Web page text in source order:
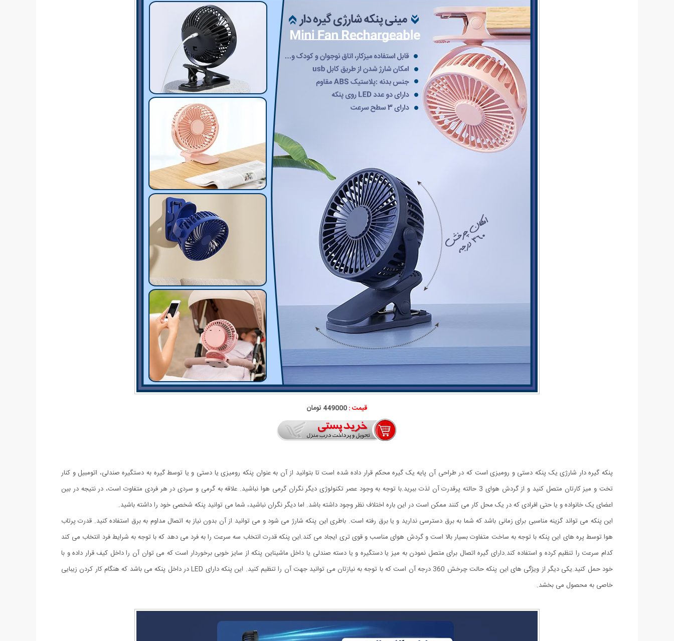
قیمت :449000 تومان
پنکه گیره دار شارژی یک پنکه دستی و رومیزی است که در طراحی آن پایه یک گیره محکم قرار داده شده است تا بتوانید از آن به عنوان پنکه رومیزی یا دستی و یا توسط گیره به دستگیره صندلی، اتومبیل و کنار
تخت و میز کارتان متصل کنید و از گردش هوای 3 حالته پرقدرت آن لذت ببرید.با توجه به وجود عصر تکنولوژی دیگر نگران گرمی هوا نباشید. علاقه به گرمی و سردی در هر فردی متفاوت است، در نتیجه در بین
اعضای یک خانواده و یا حتی افرادی که در یک محل کار می کنند ممکن است در این باره اختلاف نظر وجود داشته باشد. اما دیگر نگران نباشید، شما می توانید پنکه شخصی خود را داشته باشید.
این پنکه می تواند گزینه مناسبی برای زمانی باشد که شما به برق دسترسی ندارید و یا برق رفته است. باطری این پنکه شارژ می شود و می توانید از آن بدون نیاز به اتصال مداوم به برق استفاده کنید. قدرت پرتاب
هوا توسط پره های این پنکه با توجه به ساخت متفاوت بسیار بالا است و گردش هوای مناسب و قوی تری ایجاد می کند.این پنکه قدرت انتخاب سه سرعت را به فرد می دهد که با توجه به شرایط فرد انتخاب می کند
کدام سرعت را تنظیم کرده و استفاده کند.دارای گیره اتصال برای متصل نمودن به میز یا دستگیره و یا دسته صندلی یا داخل ماشیناین پنکه از سایز خوبی برخوردار است که می توان آن را داخل کیف قرار داده و با
خود حمل کنید.یکی دیگر از ویژگی های این پنکه حالت چرخش 360 درجه آن است که با توجه به نیازتان می توانید جهت آن را تنظیم کنید. این پنکه دارای LED در داخل پنکه می باشد که هنگام کار کردن زیبایی
خاصی به محصول می بخشد.